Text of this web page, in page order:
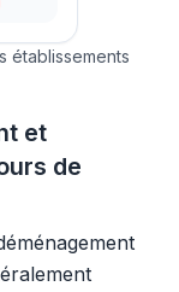
établissements
et
de